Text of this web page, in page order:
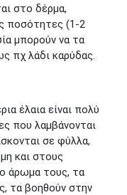
στο δέρμα,
ποσότητες (1-2
μπορούν να τα
πχ λάδι καρύδας.
έλαια είναι πολύ
που λαμβάνονται
σε φύλλα,
και στους
άρωμα τους, τα
τα βοηθούν στην